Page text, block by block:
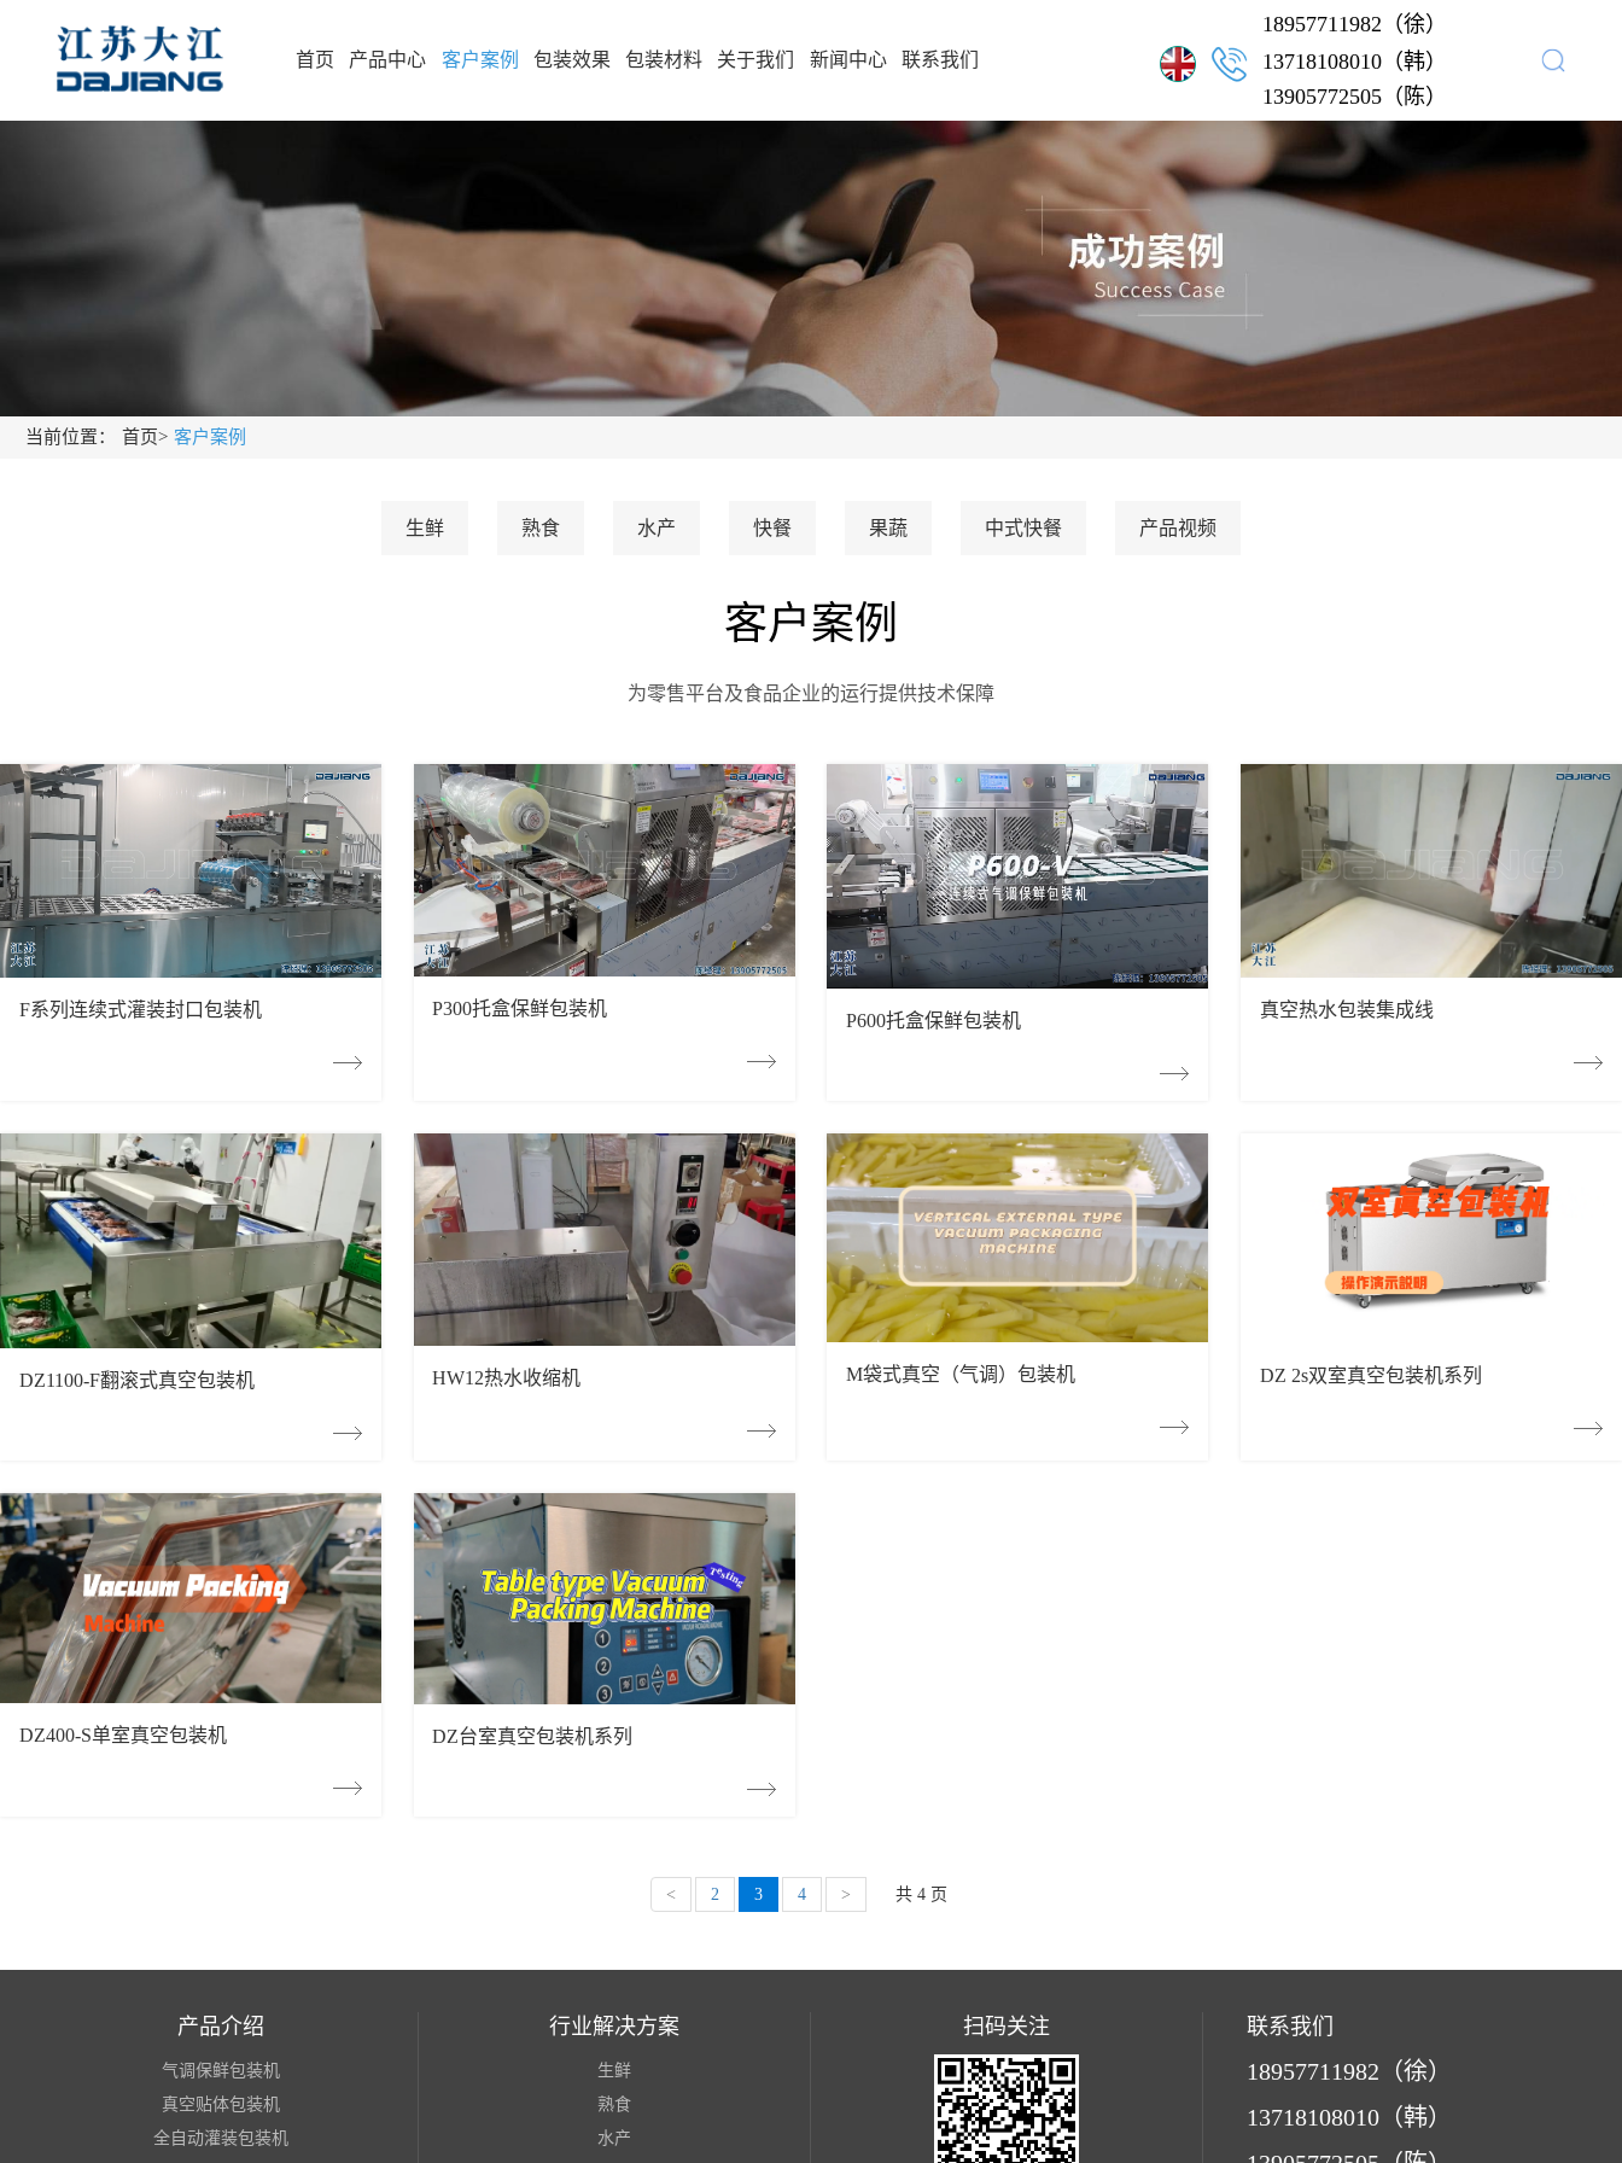
首页 产品中心 客户案例 包装效果 包装材料 关于我们 新闻中心 联系我们
18957711982（徐）
13718108010（韩）
13905772505（陈）
当前位置： 首页> 客户案例
生鲜 熟食 水产 快餐 果蔬 中式快餐 产品视频
客户案例
为零售平台及食品企业的运行提供技术保障
F系列连续式灌装封口包装机 P300托盒保鲜包装机
P600托盒保鲜包装机
真空热水包装集成线
DZ1100-F翻滚式真空包装机 HW12热水收缩机 M袋式真空（气调）包装机 DZ 2s双室真空包装机系列
DZ400-S单室真空包装机 DZ台室真空包装机系列
< 2 3 4 > 共 4 页
产品介绍
气调保鲜包装机
真空贴体包装机
全自动灌装包装机
行业解决方案
生鲜
熟食
水产
扫码关注 联系我们
18957711982（徐）
13718108010（韩）